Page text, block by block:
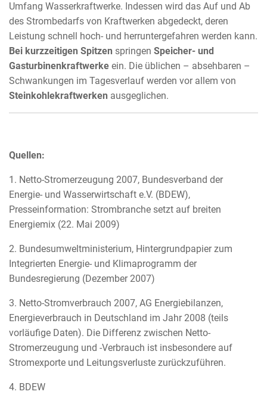
Umfang Wasserkraftwerke. Indessen wird das Auf und Ab
des Strombedarfs von Kraftwerken abgedeckt, deren
Leistung schnell hoch- und herruntergefahren werden kann.
Bei kurzzeitigen Spitzen springen Speicher- und
Gasturbinenkraftwerke ein. Die üblichen – absehbaren –
Schwankungen im Tagesverlauf werden vor allem von
Steinkohlekraftwerken ausgeglichen.
Quellen:
1. Netto-Stromerzeugung 2007, Bundesverband der
Energie- und Wasserwirtschaft e.V. (BDEW),
Presseinformation: Strombranche setzt auf breiten
Energiemix (22. Mai 2009)
2. Bundesumweltministerium, Hintergrundpapier zum
Integrierten Energie- und Klimaprogramm der
Bundesregierung (Dezember 2007)
3. Netto-Stromverbrauch 2007, AG Energiebilanzen,
Energieverbrauch in Deutschland im Jahr 2008 (teils
vorläufige Daten). Die Differenz zwischen Netto-
Stromerzeugung und -Verbrauch ist insbesondere auf
Stromexporte und Leitungsverluste zurückzuführen.
4. BDEW